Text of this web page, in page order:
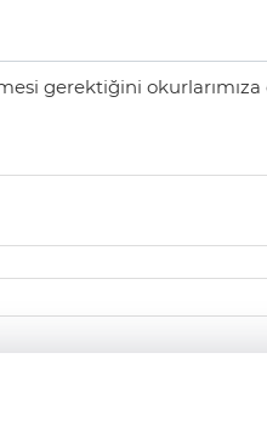
gerektiğini okurlarımıza